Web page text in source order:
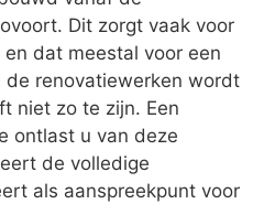
Dit zorgt vaak voor
dat meestal voor een
de renovatiewerken wordt
niet zo te zijn. Een
ontlast u van deze
de volledige
als aanspreekpunt voor